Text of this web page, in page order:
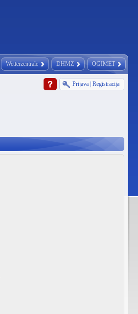
Wetterzentrale DHMZ OGIMET
Prijava Registracija